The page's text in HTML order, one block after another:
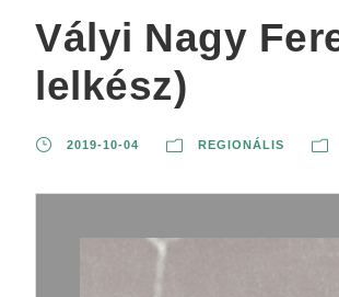
Vályi Nagy
lelkész)
2019-10-04 REGIONÁLIS